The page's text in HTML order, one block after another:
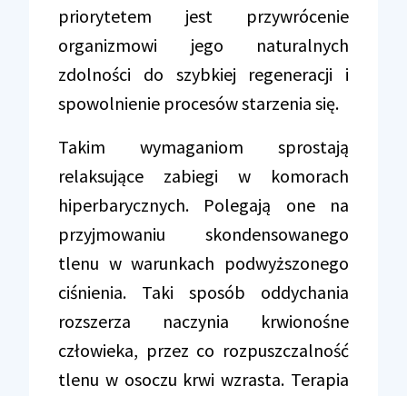
priorytetem jest przywrócenie
organizmowi jego naturalnych
zdolności do szybkiej regeneracji i
spowolnienie procesów starzenia się.
Takim wymaganiom sprostają
relaksujące zabiegi w komorach
hiperbarycznych. Polegają one na
przyjmowaniu skondensowanego
tlenu w warunkach podwyższonego
ciśnienia. Taki sposób oddychania
rozszerza naczynia krwionośne
człowieka, przez co rozpuszczalność
tlenu w osoczu krwi wzrasta. Terapia